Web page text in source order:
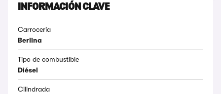
INFORMACIÓN CLAVE
Carrocería
Berlina
Tipo de combustible
Diésel
Cilindrada